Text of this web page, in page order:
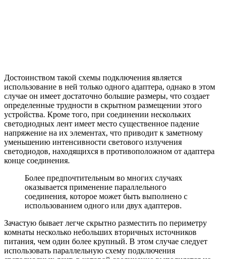
Достоинством такой схемы подключения является
использование в ней только одного адаптера, однако в этом
случае он имеет достаточно большие размеры, что создает
определенные трудности в скрытном размещении этого
устройства. Кроме того, при соединении нескольких
светодиодных лент имеет место существенное падение
напряжение на их элементах, что приводит к заметному
уменьшению интенсивности светового излучения
светодиодов, находящихся в противоположном от адаптера
конце соединения.
Более предпочтительным во многих случаях
оказывается применение параллельного
соединения, которое может быть выполнено с
использованием одного или двух адаптеров.
Зачастую бывает легче скрытно разместить по периметру
комнаты несколько небольших вторичных источников
питания, чем один более крупный. В этом случае следует
использовать параллельную схему подключения